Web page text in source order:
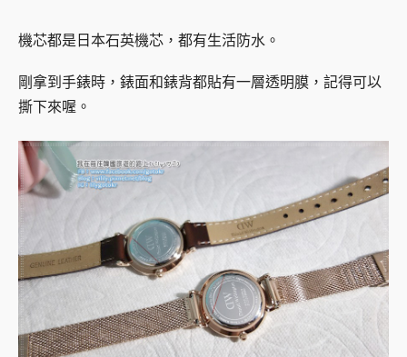
機芯都是日本石英機芯，都有生活防水。
剛拿到手錶時，錶面和錶背都貼有一層透明膜，記得可以
撕下來喔。